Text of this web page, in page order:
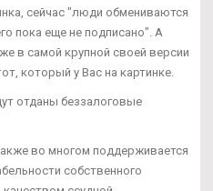
сейчас "люди обмениваются
пока еще не подписано". А
в самой крупной своей версии
который у Вас на картинке.
отданы беззалоговые
во многом поддерживается
собственного